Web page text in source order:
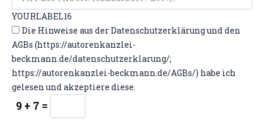
YOURLABEL16
Die Hinweise aus der Datenschutzerklärung und den
AGBs (https://autorenkanzlei-
beckmann.de/datenschutzerklarung/;
https://autorenkanzlei-beckmann.de/AGBs/) habe ich
gelesen und akzeptiere diese.
9 + 7 =